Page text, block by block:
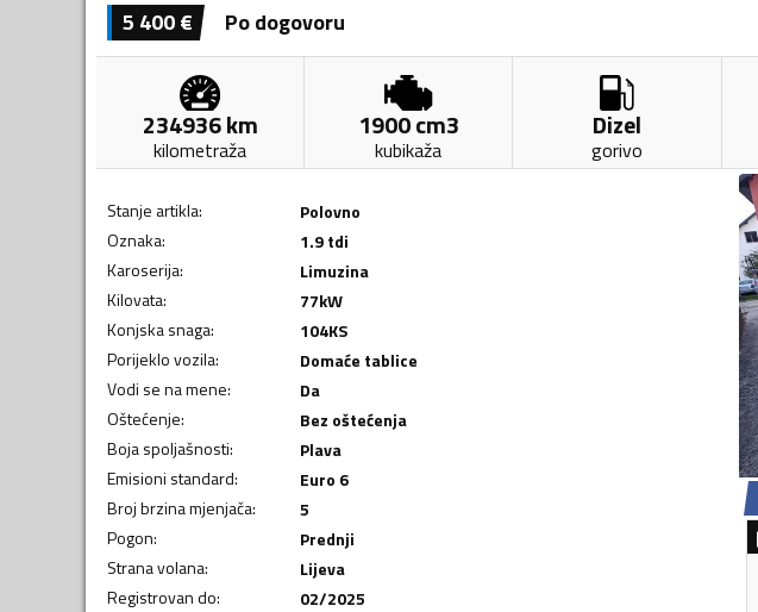
5 400€ Po dogovoru
234936km
kilometraža
1900cm3
kubikaža
Dizel
gorivo
Stanje artikla:
Polovno
Oznaka:
1.9 tdi
Karoserija:
Limuzina
Kilovata: 77kW
Konjska snaga: 104KS
Porijeklo vozila:
Domaće tablice
Vodi se na mene:
Da
Oštećenje:
Bez oštećenja
Boja spoljašnosti:
Plava
Emisioni standard:
Euro 6
Broj brzina mjenjača:
5
Pogon:
Prednji
Strana volana:
Lijeva
Registrovan do: 02/2025